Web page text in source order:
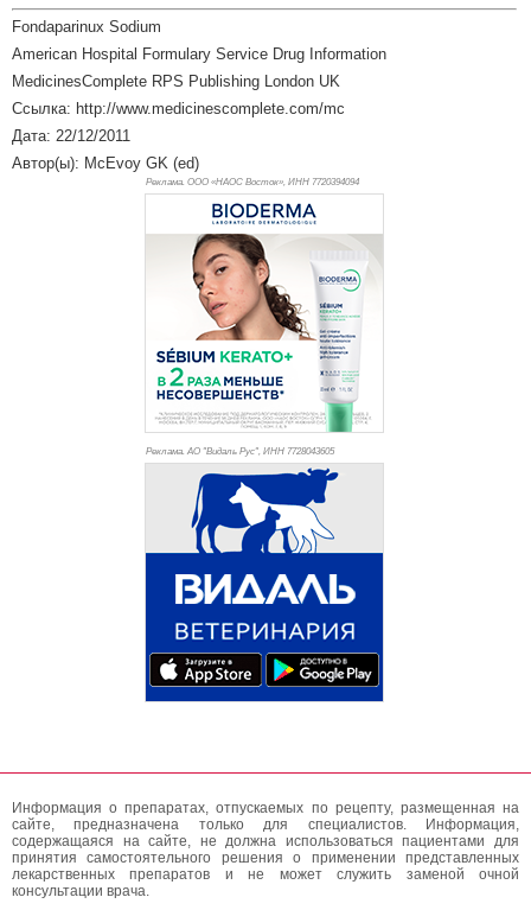
Fondaparinux Sodium
American Hospital Formulary Service Drug Information
MedicinesComplete RPS Publishing London UK
Ссылка: http://www.medicinescomplete.com/mc
Дата: 22/12/2011
Автор(ы): McEvoy GK (ed)
Реклама. ООО «НАОС Восток», ИНН 7720394094
Реклама. АО "Видаль Рус", ИНН 7728043605
Информация о препаратах, отпускаемых по рецепту, размещенная на
сайте, предназначена только для специалистов. Информация,
содержащаяся на сайте, не должна использоваться пациентами для
принятия самостоятельного решения о применении представленных
лекарственных препаратов и не может служить заменой очной
консультации врача.